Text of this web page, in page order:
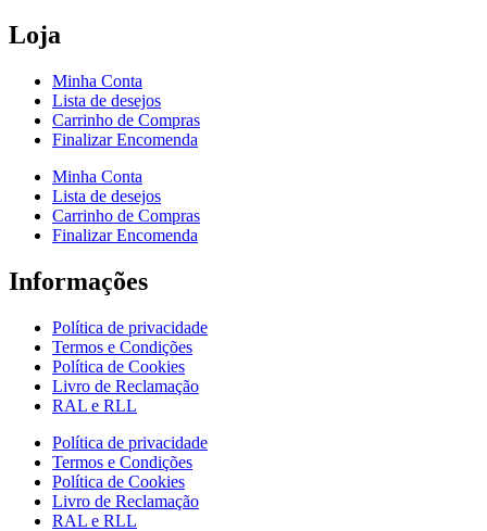
Loja
Minha Conta
Lista de desejos
Carrinho de Compras
Finalizar Encomenda
Minha Conta
Lista de desejos
Carrinho de Compras
Finalizar Encomenda
Informações
Política de privacidade
Termos e Condições
Política de Cookies
Livro de Reclamação
RAL e RLL
Política de privacidade
Termos e Condições
Política de Cookies
Livro de Reclamação
RAL e RLL